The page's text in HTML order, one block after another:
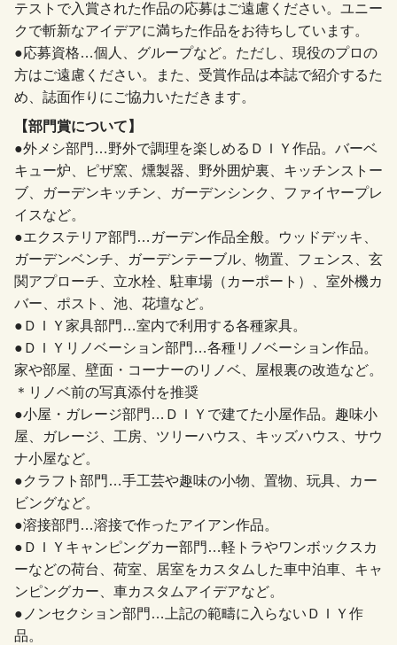
テストで入賞された作品の応募はご遠慮ください。ユニー
クで斬新なアイデアに満ちた作品をお待ちしています。
●応募資格…個人、グループなど。ただし、現役のプロの
方はご遠慮ください。また、受賞作品は本誌で紹介するた
め、誌面作りにご協力いただきます。
【部門賞について】
●外メシ部門…野外で調理を楽しめるＤＩＹ作品。バーベ
キュー炉、ピザ窯、燻製器、野外囲炉裏、キッチンストー
ブ、ガーデンキッチン、ガーデンシンク、ファイヤープレ
イスなど。
●エクステリア部門…ガーデン作品全般。ウッドデッキ、
ガーデンベンチ、ガーデンテーブル、物置、フェンス、玄
関アプローチ、立水栓、駐車場（カーポート）、室外機カ
バー、ポスト、池、花壇など。
●ＤＩＹ家具部門…室内で利用する各種家具。
●ＤＩＹリノベーション部門…各種リノベーション作品。
家や部屋、壁面・コーナーのリノベ、屋根裏の改造など。
＊リノベ前の写真添付を推奨
●小屋・ガレージ部門…ＤＩＹで建てた小屋作品。趣味小
屋、ガレージ、工房、ツリーハウス、キッズハウス、サウ
ナ小屋など。
●クラフト部門…手工芸や趣味の小物、置物、玩具、カー
ビングなど。
●溶接部門…溶接で作ったアイアン作品。
●ＤＩＹキャンピングカー部門…軽トラやワンボックスカ
ーなどの荷台、荷室、居室をカスタムした車中泊車、キャ
ンピングカー、車カスタムアイデアなど。
●ノンセクション部門…上記の範疇に入らないＤＩＹ作
品。